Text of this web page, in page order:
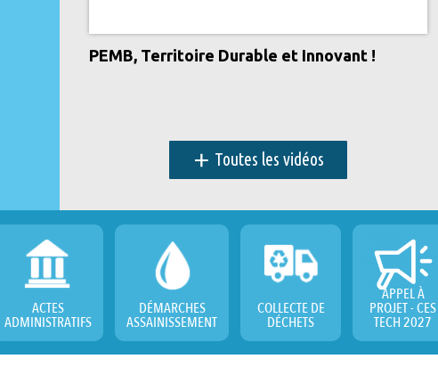
PEMB, Territoire Durable et Innovant !
+ Toutes les vidéos
ACTES
ADMINISTRATIFS
DÉMARCHES
ASSAINISSEMENT
COLLECTE DE
DÉCHETS
APPEL À
PROJET - CES
TECH 2027